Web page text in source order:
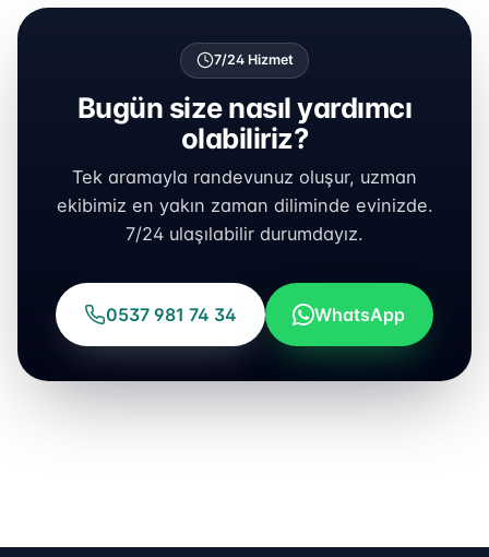
7/24 Hizmet
Bugün size nasıl yardımcı
olabiliriz?
Tek aramayla randevunuz oluşur, uzman
ekibimiz en yakın zaman diliminde evinizde.
7/24 ulaşılabilir durumdayız.
0537 981 74 34 WhatsApp